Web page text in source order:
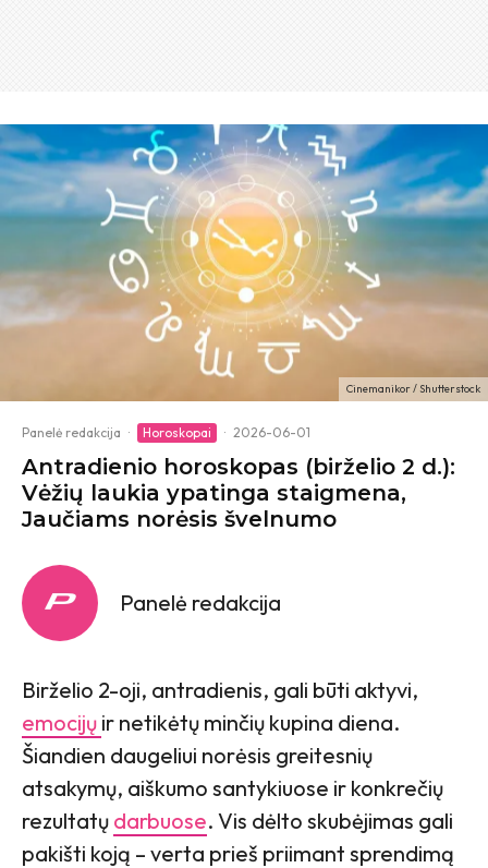
Cinemanikor / Shutterstock
Panelė redakcija · Horoskopai · 2026-06-01
Antradienio horoskopas (birželio 2 d.):
Vėžių laukia ypatinga staigmena,
Jaučiams norėsis švelnumo
Panelė redakcija
Birželio 2-oji, antradienis, gali būti aktyvi,
emocijų ir netikėtų minčių kupina diena.
Šiandien daugeliui norėsis greitesnių
atsakymų, aiškumo santykiuose ir konkrečių
rezultatų darbuose. Vis dėlto skubėjimas gali
pakišti koją – verta prieš priimant sprendimą